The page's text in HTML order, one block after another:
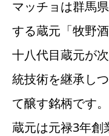
マッチョは群馬
する蔵元「牧野
十八代目蔵元が
統技術を継承し
て醸す銘柄です。
蔵元は元禄3年創